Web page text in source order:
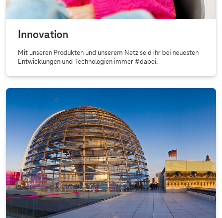
Innovation
Mit unseren Produkten und unserem Netz seid ihr bei neuesten
Entwicklungen und Technologien immer #dabei.